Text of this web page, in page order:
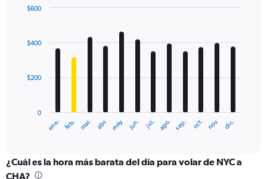
values.
to
with
12
The
categories.
Range:
ene. feb. mar. abr. may. jun. jul. ago. sep. oct. nov. dic.
0
$200
$400
$600
¿Cuál es la hora más barata del día para volar de NYC a
CHA?